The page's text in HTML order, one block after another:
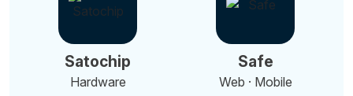
Satochip
Hardware
Safe
Web · Mobile